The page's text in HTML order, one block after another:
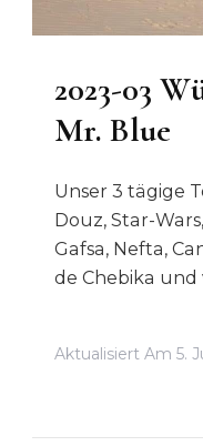
2023-03
Mr. Blue
Unser 3 tägige
Douz, Star-
Gafsa, Nefta,
de Chebika und
Aktualisiert Am 5.